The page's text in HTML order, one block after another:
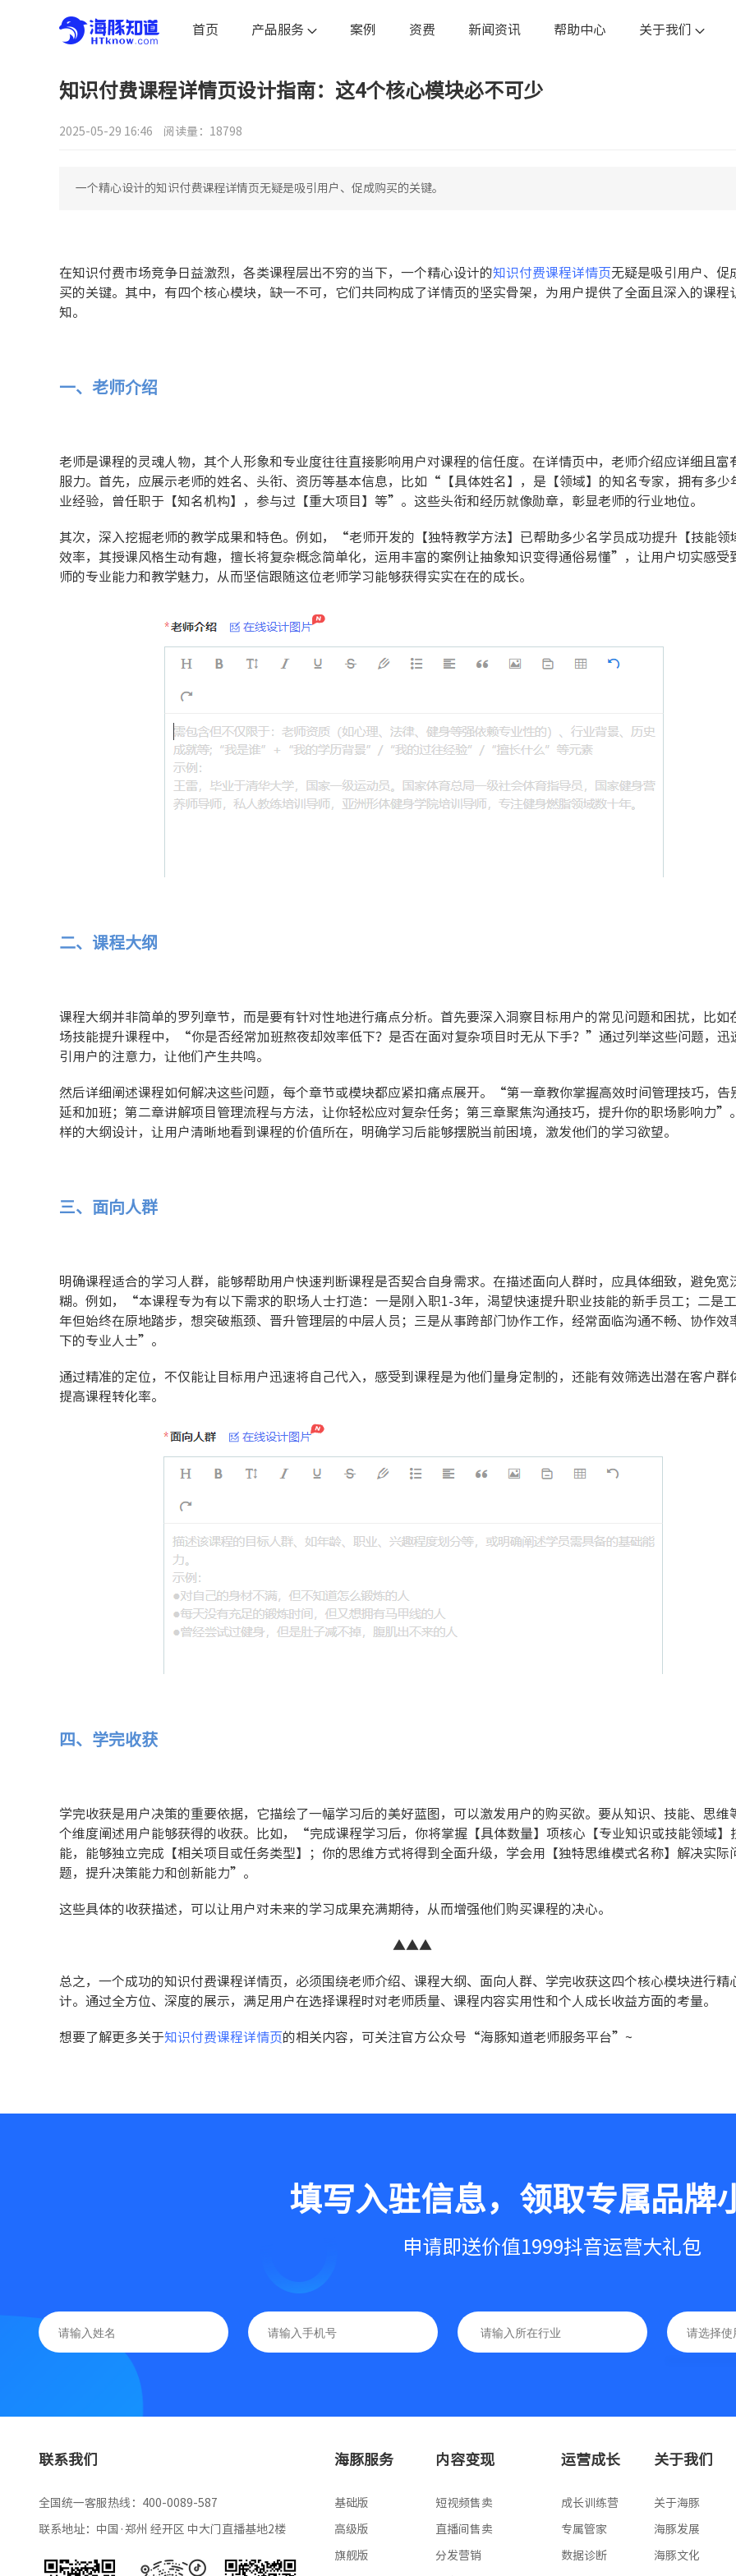
首页 产品服务 案例 资费 新闻资讯 帮助中心 关于我们
知识付费课程详情页设计指南：这4个核心模块必不可少
2025-05-29 16:46 阅读量：18798
一个精心设计的知识付费课程详情页无疑是吸引用户、促成购买的关键。
在知识付费市场竞争日益激烈，各类课程层出不穷的当下，一个精心设计的知识付费课程详情页无疑是吸引用户、促
买的关键。其中，有四个核心模块，缺一不可，它们共同构成了详情页的坚实骨架，为用户提供了全面且深入的课程
知。
一、老师介绍
老师是课程的灵魂人物，其个人形象和专业度往往直接影响用户对课程的信任度。在详情页中，老师介绍应详细且富
服力。首先，应展示老师的姓名、头衔、资历等基本信息，比如“【具体姓名】，是【领域】的知名专家，拥有多少
业经验，曾任职于【知名机构】，参与过【重大项目】等”。这些头衔和经历就像勋章，彰显老师的行业地位。
其次，深入挖掘老师的教学成果和特色。例如，“老师开发的【独特教学方法】已帮助多少名学员成功提升【技能领
效率，其授课风格生动有趣，擅长将复杂概念简单化，运用丰富的案例让抽象知识变得通俗易懂”，让用户切实感受
师的专业能力和教学魅力，从而坚信跟随这位老师学习能够获得实实在在的成长。
二、课程大纲
课程大纲并非简单的罗列章节，而是要有针对性地进行痛点分析。首先要深入洞察目标用户的常见问题和困扰，比如
场技能提升课程中，“你是否经常加班熬夜却效率低下？是否在面对复杂项目时无从下手？”通过列举这些问题，迅
引用户的注意力，让他们产生共鸣。
然后详细阐述课程如何解决这些问题，每个章节或模块都应紧扣痛点展开。“第一章教你掌握高效时间管理技巧，告
延和加班；第二章讲解项目管理流程与方法，让你轻松应对复杂任务；第三章聚焦沟通技巧，提升你的职场影响力”
样的大纲设计，让用户清晰地看到课程的价值所在，明确学习后能够摆脱当前困境，激发他们的学习欲望。
三、面向人群
明确课程适合的学习人群，能够帮助用户快速判断课程是否契合自身需求。在描述面向人群时，应具体细致，避免宽
糊。例如，“本课程专为有以下需求的职场人士打造：一是刚入职1-3年，渴望快速提升职业技能的新手员工；二是
年但始终在原地踏步，想突破瓶颈、晋升管理层的中层人员；三是从事跨部门协作工作，经常面临沟通不畅、协作效
下的专业人士”。
通过精准的定位，不仅能让目标用户迅速将自己代入，感受到课程是为他们量身定制的，还能有效筛选出潜在客户群
提高课程转化率。
四、学完收获
学完收获是用户决策的重要依据，它描绘了一幅学习后的美好蓝图，可以激发用户的购买欲。要从知识、技能、思维
个维度阐述用户能够获得的收获。比如，“完成课程学习后，你将掌握【具体数量】项核心【专业知识或技能领域】
能，能够独立完成【相关项目或任务类型】；你的思维方式将得到全面升级，学会用【独特思维模式名称】解决实际
题，提升决策能力和创新能力”。
这些具体的收获描述，可以让用户对未来的学习成果充满期待，从而增强他们购买课程的决心。
▲▲▲
总之，一个成功的知识付费课程详情页，必须围绕老师介绍、课程大纲、面向人群、学完收获这四个核心模块进行精
计。通过全方位、深度的展示，满足用户在选择课程时对老师质量、课程内容实用性和个人成长收益方面的考量。
想要了解更多关于知识付费课程详情页的相关内容，可关注官方公众号“海豚知道老师服务平台”~
填写入驻信息，领取专属品牌
申请即送价值1999抖音运营大礼包
联系我们
全国统一客服热线：400-0089-587
联系地址：中国·郑州 经开区 中大门直播基地2楼
海豚服务
基础版
高级版
旗舰版
内容变现
短视频售卖
直播间售卖
分发营销
运营成长
成长训练营
专属管家
数据诊断
关于我们
关于海豚
海豚发展
海豚文化